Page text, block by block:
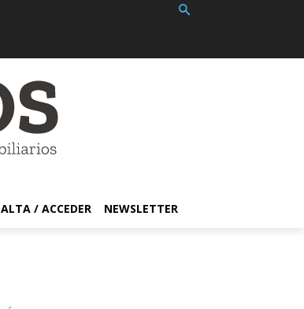
ALTA / ACCEDER NEWSLETTER